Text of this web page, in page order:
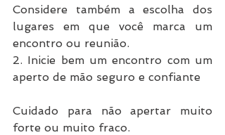
Considere também a escolha dos
lugares em que você marca um
encontro ou reunião.
2. Inicie bem um encontro com um
aperto de mão seguro e confiante
Cuidado para não apertar muito
forte ou muito fraco.